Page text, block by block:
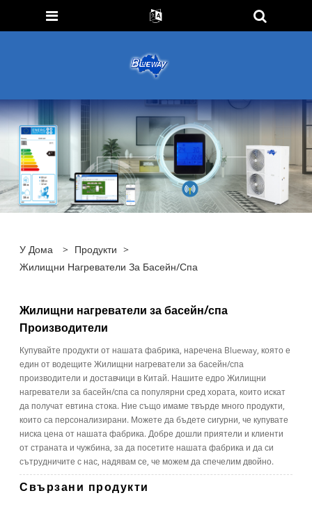
У Дома > Продукти >
Жилищни Нагреватели За Басейн/спа
Жилищни нагреватели за басейн/спа
Производители
Купувайте продукти от нашата фабрика, наречена Blueway, която е
един от водещите Жилищни нагреватели за басейн/спа
производители и доставчици в Китай. Нашите едро Жилищни
нагреватели за басейн/спа са популярни сред хората, които искат
да получат евтина стока. Ние също имаме твърде много продукти,
които са персонализирани. Можете да бъдете сигурни, че купувате
ниска цена от нашата фабрика. Добре дошли приятели и клиенти
от страната и чужбина, за да посетите нашата фабрика и да си
сътрудничите с нас, надявам се, че можем да спечелим двойно.
Свързани продукти